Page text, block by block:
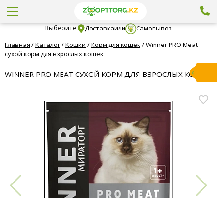
Выберите: Доставкаили
Самовывоз
Главная /Каталог/Кошки /Корм для кошек /Winner PRO Meat
сухой корм для взрослых кошек
WINNER PRO MEAT СУХОЙ КОРМ ДЛЯ ВЗРОСЛЫХ КОШЕК